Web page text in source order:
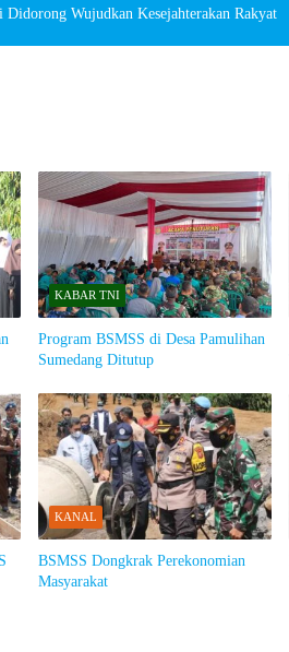
Didorong Wujudkan Kesejahterakan Rakyat
KABAR TNI
Program BSMSS di Desa Pamulihan
Sumedang Ditutup
KANAL
BSMSS Dongkrak Perekonomian
Masyarakat